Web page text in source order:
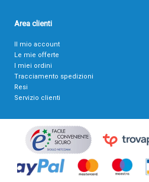
Area clienti
Il mio account
Le mie offerte
I miei ordini
Tracciamento spedizioni
Resi
Servizio clienti